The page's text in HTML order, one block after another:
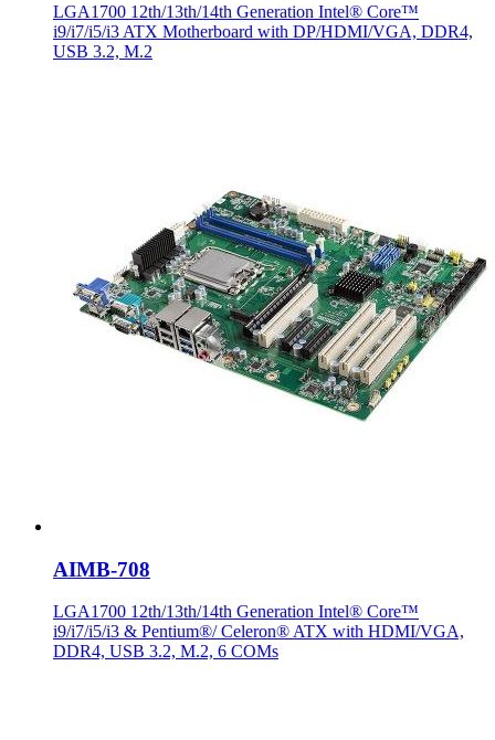
LGA1700 12th/13th/14th Generation Intel® Core™
i9/i7/i5/i3 ATX Motherboard with DP/HDMI/VGA, DDR4,
USB 3.2, M.2
AIMB-708
LGA1700 12th/13th/14th Generation Intel® Core™
i9/i7/i5/i3 & Pentium®/ Celeron® ATX with HDMI/VGA,
DDR4, USB 3.2, M.2, 6 COMs